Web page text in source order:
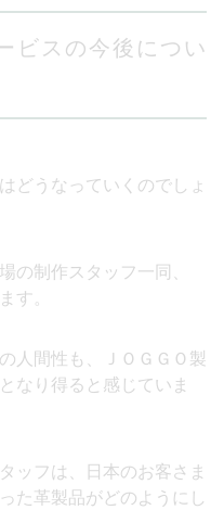
ビスの今後につい
どうなっていくのでしょ
の制作スタッフ一同、
す。
人間性も、ＪＯＧＧＯ製
なり得ると感じていま
ッフは、日本のお客さま
た革製品がどのようにし